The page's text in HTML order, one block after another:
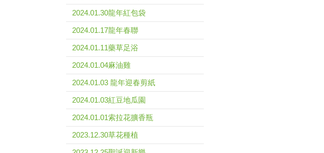
2024.01.30龍年紅包袋
2024.01.17龍年春聯
2024.01.11藥草足浴
2024.01.04麻油雞
2024.01.03 龍年迎春剪紙
2024.01.03紅豆地瓜園
2024.01.01索拉花擴香瓶
2023.12.30草花種植